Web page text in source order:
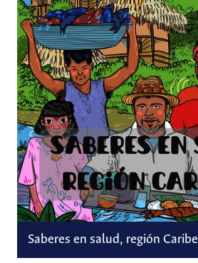
Saberes en salud, región Caribe